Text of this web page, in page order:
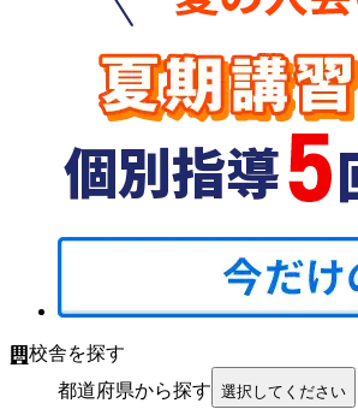
校舎を探す
都道府県から探す 選択してください